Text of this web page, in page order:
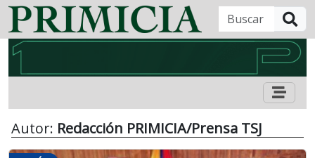
Autor: Redacción PRIMICIA/Prensa TSJ